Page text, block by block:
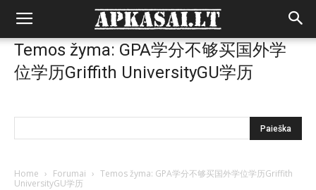
Temos žyma: GPA学分不够买国外学
位学历Griffith UniversityGU学历
Home › Forumai › Temos žyma: GPA学分不够买国外学位学历Griffith
UniversityGU学历